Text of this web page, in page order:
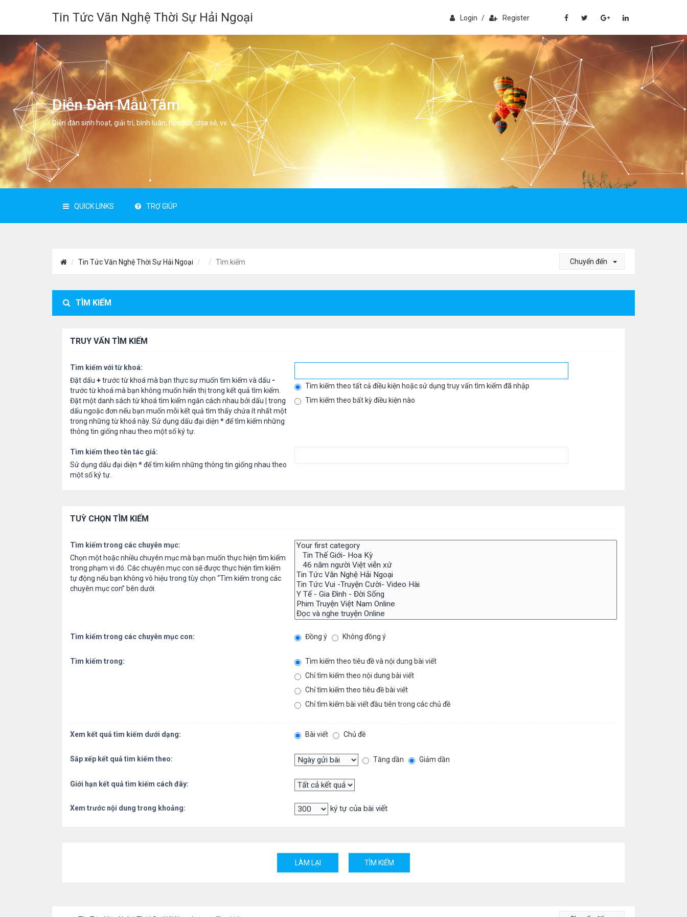
Tin Tức Văn Nghệ Thời Sự Hải Ngoại Login / Register
Diễn Đàn Mẫu Tâm
Diễn đàn sinh hoạt, giải trí, bình luân, học hỏi, chia sẻ, vv.
QUICK LINKS TRỢ GIÚP
Tin Tức Văn Nghệ Thời Sự Hải Ngoại Tìm kiếm Chuyển đến
TÌM KIẾM
TRUY VẤN TÌM KIẾM
Tìm kiếm với từ khoá:
Đặt dấu +trước từ khoá mà bạn thực sự muốn tìm kiếm và dấu -
trước từ khoá mà bạn không muốn hiển thị trong kết quả tìm kiếm.
Đặt một danh sách từ khoá tìm kiếm ngăn cách nhau bởi dấu
trong
dấu ngoặc đơn nếu bạn muốn mỗi kết quả tìm thấy chứa ít nhất một
trong những từ khoá này. Sử dụng dấu đại diện *để tìm kiếm những
thông tin giống nhau theo một số ký tự.
Tìm kiếm theo tất cả điều kiện hoặc sử dụng truy vấn tìm kiếm đã nhập
Tìm kiếm theo bất kỳ điều kiện nào
Tìm kiếm theo tên tác giả:
Sử dụng dấu đại diện *để tìm kiếm những thông tin giống nhau theo
một số ký tự.
TUỲ CHỌN TÌM KIẾM
Tìm kiếm trong các chuyên mục:
Chọn một hoặc nhiều chuyên mục mà bạn muốn thực hiện tìm kiếm
trong phạm vi đó. Các chuyên mục con sẽ được thực hiện tìm kiếm
tự động nếu bạn không vô hiệu trong tùy chọn “Tìm kiếm trong các
chuyên mục con” bên dưới.
Tìm kiếm trong các chuyên mục con: Đồng ý Không đồng ý
Tìm kiếm trong:
Tìm kiếm theo tiêu đề và nội dung bài viết
Chỉ tìm kiếm theo nội dung bài viết
Chỉ tìm kiếm theo tiêu đề bài viết
Chỉ tìm kiếm bài viết đầu tiên trong các chủ đề
Xem kết quả tìm kiếm dưới dạng: Bài viết Chủ đề
Sắp xếp kết quả tìm kiếm theo: Tăng dần Giảm dần
Giới hạn kết quả tìm kiếm cách đây:
Xem trước nội dung trong khoảng: ký tự của bài viết